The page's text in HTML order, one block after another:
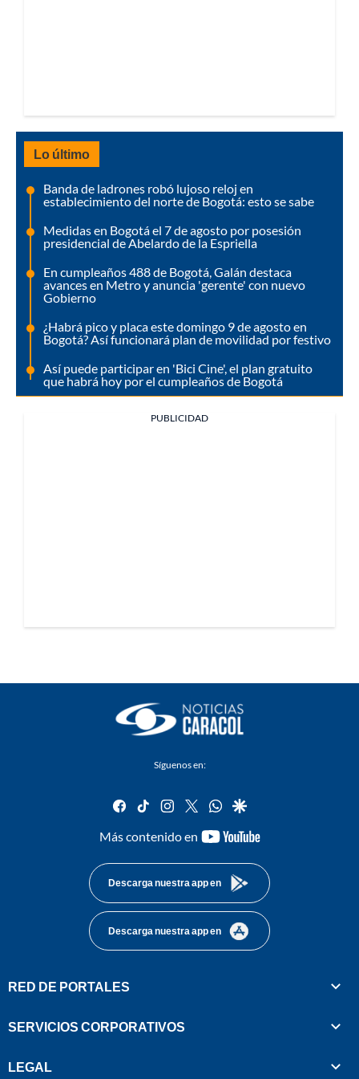
Lo último
Banda de ladrones robó lujoso reloj en
establecimiento del norte de Bogotá: esto se sabe
Medidas en Bogotá el 7 de agosto por posesión
presidencial de Abelardo de la Espriella
En cumpleaños 488 de Bogotá, Galán destaca
avances en Metro y anuncia 'gerente' con nuevo
Gobierno
¿Habrá pico y placa este domingo 9 de agosto en
Bogotá? Así funcionará plan de movilidad por festivo
Así puede participar en 'Bici Cine', el plan gratuito
que habrá hoy por el cumpleaños de Bogotá
PUBLICIDAD
Síguenos en:
facebook
tiktok instagram
twitterwhatsapp
google
Más contenido en
youtube-
Descarga nuestra app en
Descarga nuestra app en
RED DE PORTALES
SERVICIOS CORPORATIVOS
LEGAL